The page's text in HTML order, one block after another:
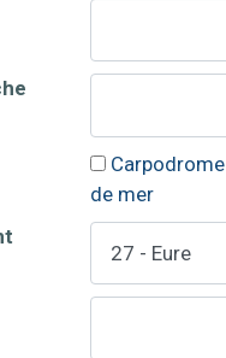
Carpodrome
de mer